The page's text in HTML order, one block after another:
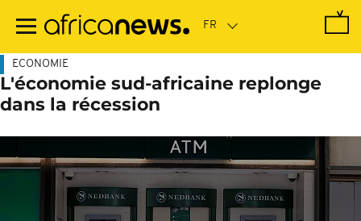
contenu
ECONOMIE
L'économie sud-africaine replonge
dans la récession